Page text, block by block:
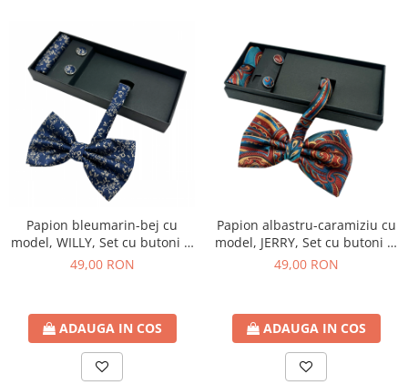
Papion bleumarin-bej cu
model, WILLY, Set cu butoni si
batista
49,00 RON
ADAUGA IN COS
Papion albastru-caramiziu cu
model, JERRY, Set cu butoni si
batista
49,00 RON
ADAUGA IN COS